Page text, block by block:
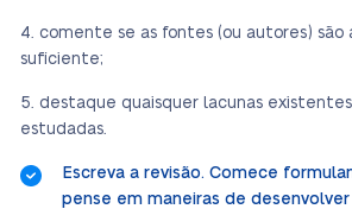
comente se as fontes (ou autores) são
suficiente;
destaque quaisquer lacunas
estudadas.
Escreva a revisão. Comece
pense em maneiras de